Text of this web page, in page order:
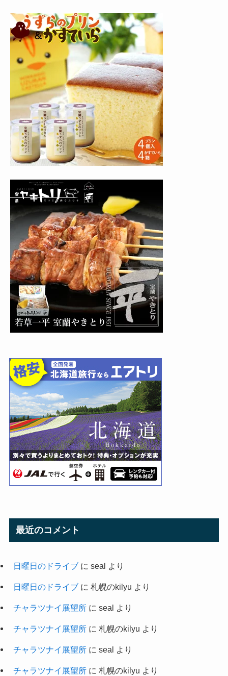
最近のコメント
日曜日のドライブに seal より
日曜日のドライブに 札幌のkilyu より
チャラツナイ展望所に seal より
チャラツナイ展望所に 札幌のkilyu より
チャラツナイ展望所に seal より
チャラツナイ展望所に 札幌のkilyu より